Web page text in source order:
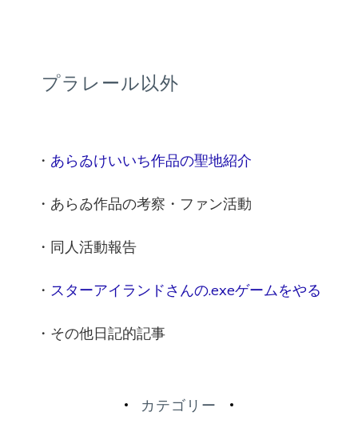
プラレール以外
・ あらゐけいいち作品の聖地紹介
・あらゐ作品の考察・ファン活動
・同人活動報告
・ スターアイランドさんの.exeゲームをやる
・その他日記的記事
カテゴリー